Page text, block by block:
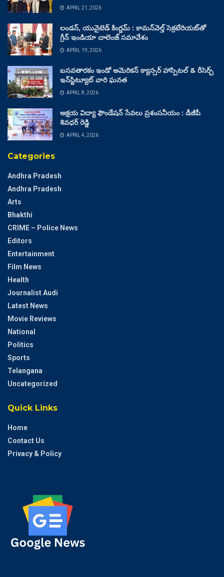
APRIL 21, 2026
లండన్, యునైటెడ్ కింగ్డమ్ : కామన్‌వెల్త్ సెక్రటేరియట్‌తో
గ్రీన్ ఇండియా చాలెంజ్ సమావేశం
APRIL 19, 2026
బసవతారకం ఇండో అమెరికన్ క్యాన్సర్ హాస్పిటల్ & రీసెర్చ్
ఇన్‌స్టిట్యూట్ వారి ఘనత
APRIL 8, 2026
అక్షయ విద్యా ఫౌండేషన్ సేవలు ప్రశంసనీయం : డీజీపీ
శివధర్ రెడ్డి
APRIL 4, 2026
Categories
Andhra Pradesh
Andhra Pradesh
Arts
Bhakthi
CRIME – Police News
Editors
Entertainment
Film News
Health
Journalist Audi
Latest News
Movie Reviews
National
Politics
Sports
Telangana
Uncategorized
Quick Links
Home
Contact Us
Privacy & Policy